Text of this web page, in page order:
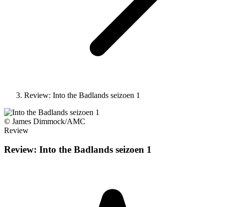
Review: Into the Badlands seizoen 1
© James Dimmock/AMC
Review
Review: Into the Badlands seizoen 1